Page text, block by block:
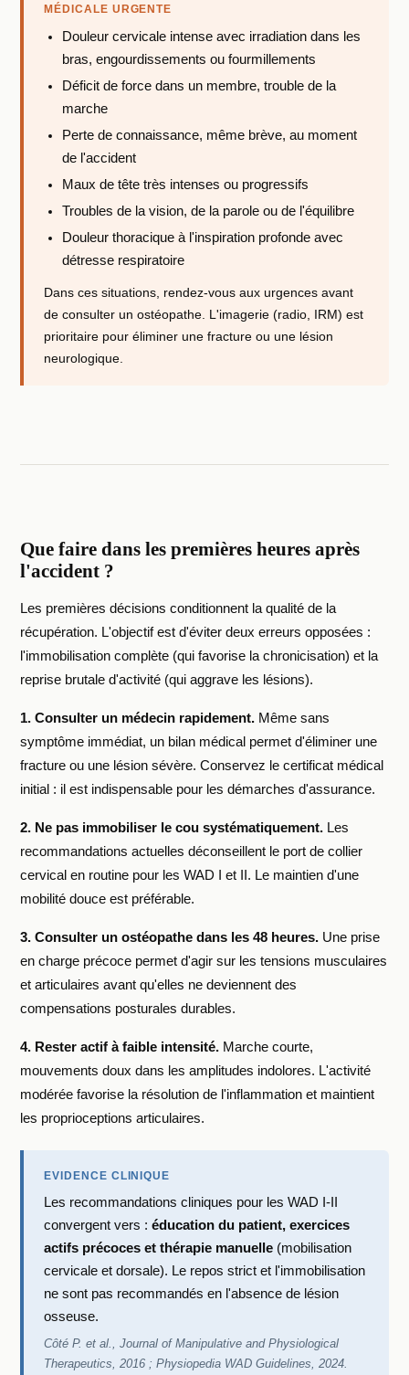
MÉDICALE URGENTE
Douleur cervicale intense avec irradiation dans les
bras, engourdissements ou fourmillements
Déficit de force dans un membre, trouble de la
marche
Perte de connaissance, même brève, au moment
de l'accident
Maux de tête très intenses ou progressifs
Troubles de la vision, de la parole ou de l'équilibre
Douleur thoracique à l'inspiration profonde avec
détresse respiratoire
Dans ces situations, rendez-vous aux urgences avant
de consulter un ostéopathe. L'imagerie (radio, IRM) est
prioritaire pour éliminer une fracture ou une lésion
neurologique.
Que faire dans les premières heures après
l'accident ?
Les premières décisions conditionnent la qualité de la
récupération. L'objectif est d'éviter deux erreurs opposées :
l'immobilisation complète (qui favorise la chronicisation) et la
reprise brutale d'activité (qui aggrave les lésions).
1. Consulter un médecin rapidement. Même sans
symptôme immédiat, un bilan médical permet d'éliminer une
fracture ou une lésion sévère. Conservez le certificat médical
initial : il est indispensable pour les démarches d'assurance.
2. Ne pas immobiliser le cou systématiquement. Les
recommandations actuelles déconseillent le port de collier
cervical en routine pour les WAD I et II. Le maintien d'une
mobilité douce est préférable.
3. Consulter un ostéopathe dans les 48 heures. Une prise
en charge précoce permet d'agir sur les tensions musculaires
et articulaires avant qu'elles ne deviennent des
compensations posturales durables.
4. Rester actif à faible intensité. Marche courte,
mouvements doux dans les amplitudes indolores. L'activité
modérée favorise la résolution de l'inflammation et maintient
les proprioceptions articulaires.
EVIDENCE CLINIQUE
Les recommandations cliniques pour les WAD I-II
convergent vers :éducation du patient, exercices
actifs précoces et thérapie manuelle (mobilisation
cervicale et dorsale). Le repos strict et l'immobilisation
ne sont pas recommandés en l'absence de lésion
osseuse.
Côté P. et al., Journal of Manipulative and Physiological
Therapeutics, 2016 ; Physiopedia WAD Guidelines, 2024.